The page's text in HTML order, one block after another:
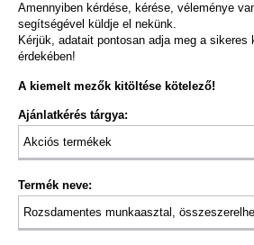
Amennyiben kérdése, kérése, véleménye
segítségével küldje el nekünk.
Kérjük, adatait pontosan adja meg a sikeres
érdekében!
A kiemelt mezők kitöltése kötelező!
Ajánlatkérés tárgya:
Termék neve: